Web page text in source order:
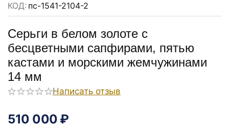
КОД: пс-1541-2104-2
Серьги в белом золоте с
бесцветными сапфирами, пятью
кастами и морскими жемчужинами
14 мм
Написать отзыв
510 000 ₽